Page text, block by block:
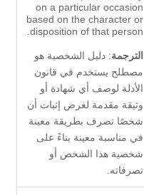
on a particular occasion
based on the character or
disposition of that person.
الترجمة: دليل الشخصية هو
مصطلح يستخدم في قانون
الأدلة لوصف أي شهادة أو
وثيقة مقدمة لغرض إثبات أن
شخصًا تصرف بطريقة معينة
في مناسبة معينة بناءً على
شخصية هذا الشخص أو
تصرفاته.